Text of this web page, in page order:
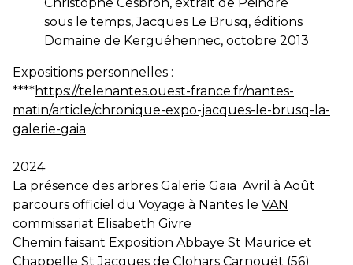
sous le temps, Jacques Le Brusq, éditions
Domaine de Kerguéhennec, octobre 2013
Expositions personnelles :
****https://telenantes.ouest-france.fr/nantes-
matin/article/chronique-expo-jacques-le-brusq-la-
galerie-gaia
2024
La présence des arbres Galerie Gaïa Avril à Août
parcours officiel du Voyage à Nantes le VAN
commissariat Elisabeth Givre
Chemin faisant Exposition Abbaye St Maurice et
Chappelle St Jacques de Clohars Carnouët (56)